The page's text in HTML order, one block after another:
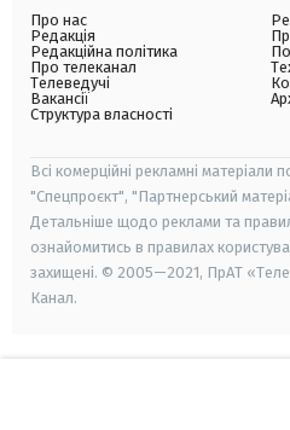
Про нас
Редакція
Редакційна політика
Про телеканал
Телеведучі
Вакансії
Структура власності
Всі комерційні рекламні матеріали
"Спецпроєкт", "Партнерський
Детальніше щодо реклами та
ознайомитись в правилах
захищені. © 2005—2021, ПрАТ
Канал.